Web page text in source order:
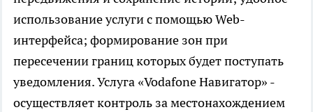
использование услуги с помощью Web-
интерфейса; формирование зон при
пересечении границ которых будет поступать
уведомления. Услуга «Vodafone Навигатор» -
осуществляет контроль за местонахождением